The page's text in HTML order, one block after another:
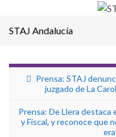
STAJ Andalucía
Prensa: STAJ
juzgado de La
Prensa: De Llera destaca
y Fiscal, y reconoce que